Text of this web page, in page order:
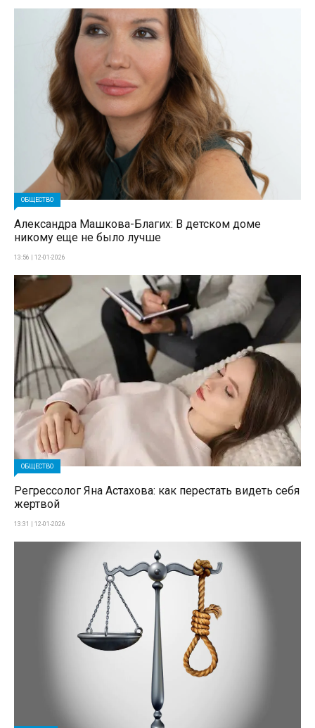
ОБЩЕСТВО
Александра Машкова-Благих: В детском доме
никому еще не было лучше
13:56 | 12-01-2026
ОБЩЕСТВО
Регрессолог Яна Астахова: как перестать видеть себя
жертвой
13:31 | 12-01-2026